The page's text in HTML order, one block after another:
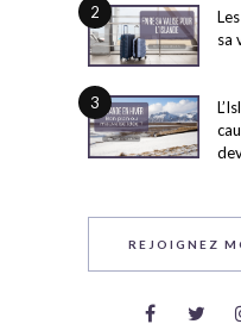
2
sa
3
REJOIGNEZ